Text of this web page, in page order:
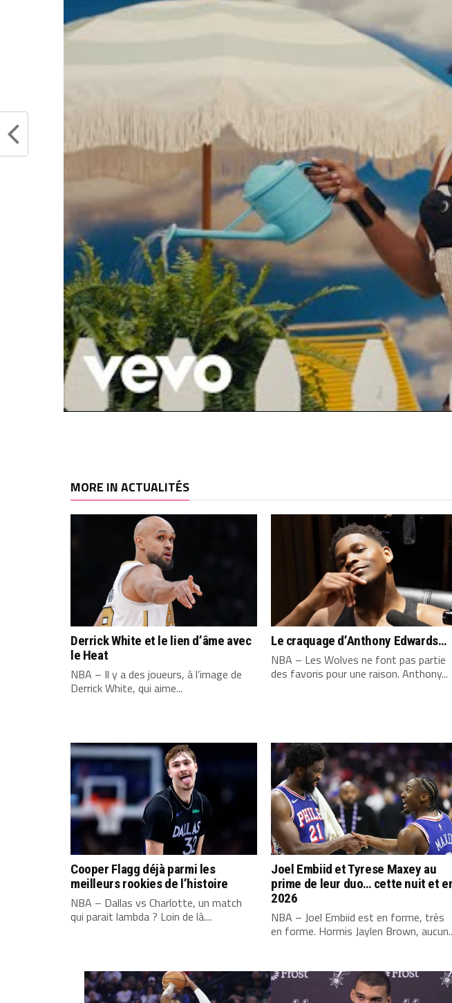
MORE IN ACTUALITÉS
Derrick White et le lien d’âme avec
le Heat
NBA – Il y a des joueurs, à l’image de
Derrick White, qui aime...
Le craquage d’Anthony Edwards…
NBA – Les Wolves ne font pas partie
des favoris pour une raison. Anthony...
Cooper Flagg déjà parmi les
meilleurs rookies de l’histoire
NBA – Dallas vs Charlotte, un match
qui parait lambda ? Loin de là....
Joel Embiid et Tyrese Maxey au
prime de leur duo… cette nuit et
2026
NBA – Joel Embiid est en forme, très
en forme. Hormis Jaylen Brown,